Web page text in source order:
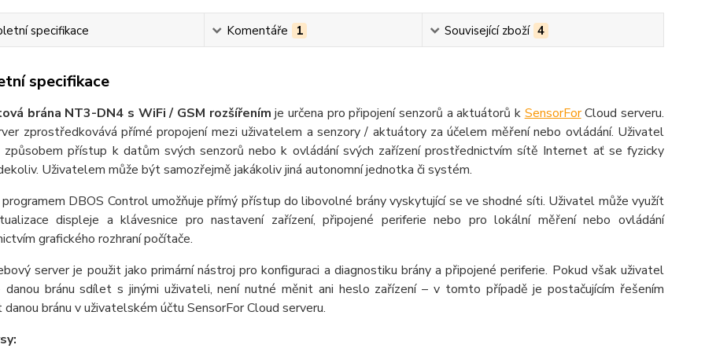
specifikace Komentáře 1 Související zboží 4
specifikace
brána NT3-DN4 s WiFi / GSM rozšířením je určena pro připojení senzorů a aktuátorů k SensorForCloud serveru.
zprostředkovává přímé propojení mezi uživatelem a senzory / aktuátory za účelem měření nebo ovládání. Uživatel
přístup k datům svých senzorů nebo k ovládání svých zařízení prostřednictvím sítě Internet ať se fyzicky
Uživatelem může být samozřejmě jakákoliv jiná autonomní jednotka či systém.
DBOS Control umožňuje přímý přístup do libovolné brány vyskytující se ve shodné síti. Uživatel může využít
displeje a klávesnice pro nastavení zařízení, připojené periferie nebo pro lokální měření nebo ovládání
grafického rozhraní počítače.
server je použit jako primární nástroj pro konfiguraci a diagnostiku brány a připojené periferie. Pokud však uživatel
danou bránu sdílet s jinými uživateli, není nutné měnit ani heslo zařízení – v tomto případě je postačujícím řešením
danou bránu v uživatelském účtu SensorFor Cloud serveru.